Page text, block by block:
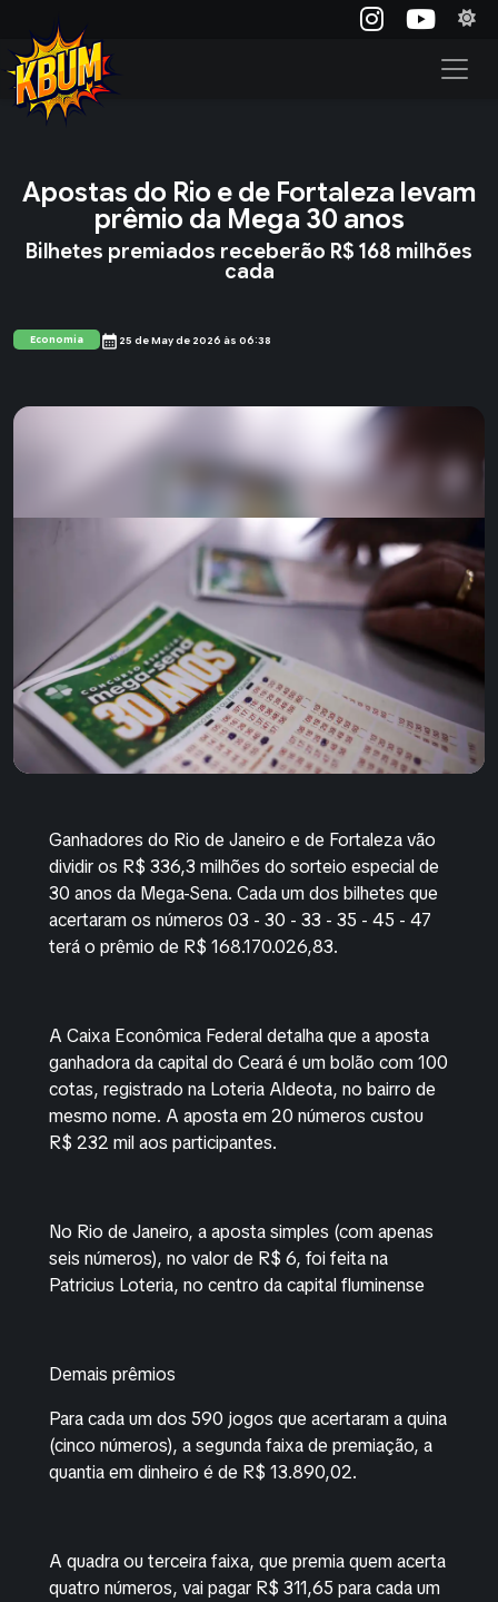
Apostas do Rio e de Fortaleza levam
prêmio da Mega 30 anos
Bilhetes premiados receberão R$ 168 milhões
cada
Economia calendar_month 25 de May de 2026 às 06:38
Ganhadores do Rio de Janeiro e de Fortaleza vão
dividir os R$ 336,3 milhões do sorteio especial de
30 anos da Mega-Sena. Cada um dos bilhetes que
acertaram os números 03 - 30 - 33 - 35 - 45 - 47
terá o prêmio de R$ 168.170.026,83.
A Caixa Econômica Federal detalha que a aposta
ganhadora da capital do Ceará é um bolão com 100
cotas, registrado na Loteria Aldeota, no bairro de
mesmo nome. A aposta em 20 números custou
R$ 232 mil aos participantes.
No Rio de Janeiro, a aposta simples (com apenas
seis números), no valor de R$ 6, foi feita na
Patricius Loteria, no centro da capital fluminense
Demais prêmios
Para cada um dos 590 jogos que acertaram a quina
(cinco números), a segunda faixa de premiação, a
quantia em dinheiro é de R$ 13.890,02.
A quadra ou terceira faixa, que premia quem acerta
quatro números, vai pagar R$ 311,65 para cada um